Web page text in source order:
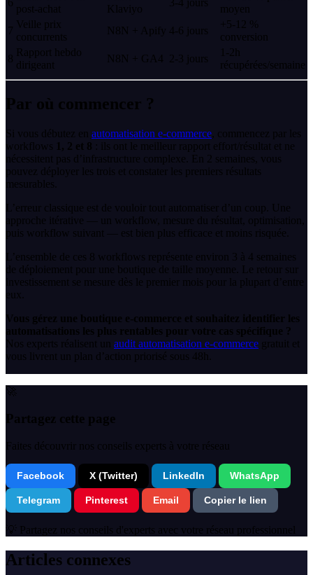
6
post-achat
Klaviyo
3-4 jours
moyen
7
Veille prix
concurrents
N8N + Apify 4-6 jours
+5-12 %
conversion
8
Rapport hebdo
dirigeant
N8N + GA4 2-3 jours
1-2h
récupérées/semaine
Par où commencer ?
Si vous débutez en automatisation e-commerce , commencez par les
workflows 1, 2 et 8 : ils ont le meilleur rapport effort/résultat et ne
nécessitent pas d’infrastructure complexe. En 2 semaines, vous
pouvez déployer les trois et constater les premiers résultats
mesurables.
L’erreur classique est de vouloir tout automatiser d’un coup. Une
approche itérative — un workflow, mesure du résultat, optimisation,
puis workflow suivant — est bien plus efficace et moins risquée.
L’ensemble de ces 8 workflows représente environ 3 à 4 semaines
de déploiement pour une boutique de taille moyenne. Le retour sur
investissement se mesure dès le premier mois pour la plupart d’entre
eux.
Vous gérez une boutique e-commerce et souhaitez identifier les
automatisations les plus rentables pour votre cas spécifique ?
Nos experts réalisent un audit automatisation e-commerce gratuit et
vous livrent un plan d’action priorisé sous 48h.
🚀
Partagez cette page
Faites découvrir nos conseils experts à votre réseau
Facebook X (Twitter) LinkedIn WhatsApp
Telegram Pinterest Email Copier le lien
💡 Partagez nos conseils d'experts avec votre réseau professionnel
Articles connexes